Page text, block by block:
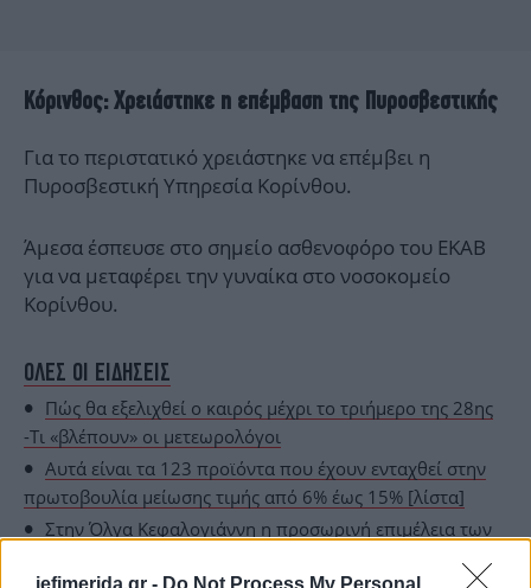
iefimerida.gr - Do Not Process My Personal
Κόρινθος: Χρειάστηκε η επέμβαση της Πυροσβεστικής
Για το περιστατικό χρειάστηκε να επέμβει η
Πυροσβεστική Υπηρεσία Κορίνθου.
Άμεσα έσπευσε στο σημείο ασθενοφόρο του ΕΚΑΒ
για να μεταφέρει την γυναίκα στο νοσοκομείο
Κορίνθου.
ΟΛΕΣ ΟΙ ΕΙΔΗΣΕΙΣ
Πώς θα εξελιχθεί ο καιρός μέχρι το τριήμερο της 28ης
-Τι «βλέπουν» οι μετεωρολόγοι
Αυτά είναι τα 123 προϊόντα που έχουν ενταχθεί στην
πρωτοβουλία μείωσης τιμής από 6% έως 15% [λίστα]
Στην Όλγα Κεφαλογιάννη η προσωρινή επιμέλεια των